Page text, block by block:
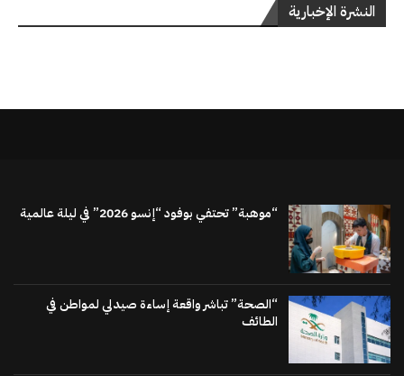
النشرة الإخبارية
“موهبة” تحتفي بوفود “إنسو 2026” في ليلة عالمية
“الصحة” تباشر واقعة إساءة صيدلي لمواطن في
الطائف